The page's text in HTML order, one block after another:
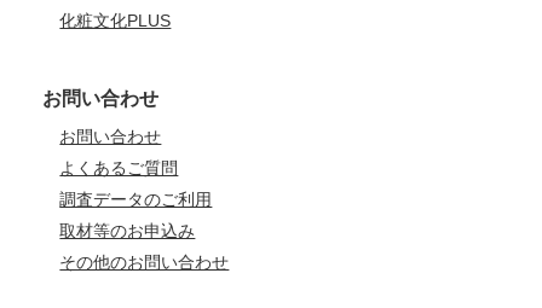
化粧文化PLUS
お問い合わせ
お問い合わせ
よくあるご質問
調査データのご利用
取材等のお申込み
その他のお問い合わせ